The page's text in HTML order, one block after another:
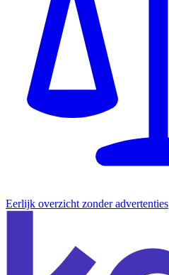
Eerlijk overzicht zonder advertenties